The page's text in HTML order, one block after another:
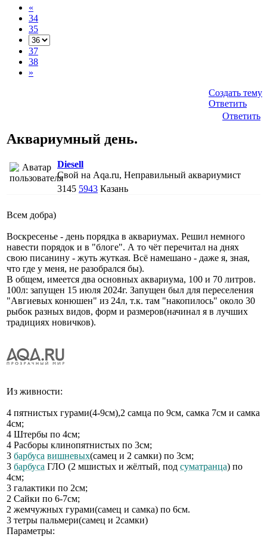
«
34
35
37
38
»
Создать тему
Ответить
Ответить
Аквариумный день.
Diesell
Свой на Aqa.ru, Неправильный аквариумист
3145 5943 Казань
Всем добра)
Воскресенье - день порядка в аквариумах. Решил немного
навести порядок и в "блоге". А то чёт перечитал на днях
свою писанину - жуть жуткая. Всё намешано - даже я, зная,
что где у меня, не разобрался бы).
В общем, имеется два основных аквариума, 100 и 70 литров.
100л: запущен 15 июля 2024г. Запущен был для переселения
"Авгиевых конюшен" из 24л, т.к. там "накопилось" около 30
рыбок разных видов, форм и размеров(начинал я в лучших
традициях новичков).
Из живности:
4 пятнистых гурами(4-9см),2 самца по 9см, самка 7см и самка
4см;
4 Штербы по 4см;
4 Расборы клинопятнистых по 3см;
3 барбуса вишневых(самец и 2 самки) по 3см;
3 барбуса ГЛО (2 мшистых и жёлтый, под суматранца) по
4см;
3 галактики по 2см;
2 Сайки по 6-7см;
2 жемчужных гурами(самец и самка) по 6см.
3 тетры пальмери(самец и 2самки)
Параметры: